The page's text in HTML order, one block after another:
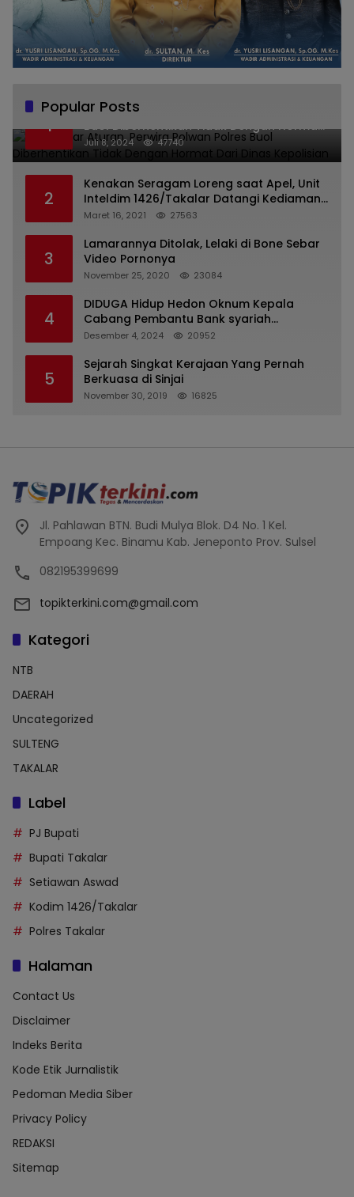
Popular Posts
1
Melanggar Aturan, Perwira Polwan Polres
Buol Diberhentikan Tidak Dengan Hormat
Dari Dinas Kepolisian
Juli 8, 2024 47740
2
Kenakan Seragam Loreng saat Apel, Unit
Inteldim 1426/Takalar Datangi Kediaman
Kasatpol PP
Maret 16, 2021 27563
3
Lamarannya Ditolak, Lelaki di Bone Sebar
Video Pornonya
November 25, 2020 23084
4
DIDUGA Hidup Hedon Oknum Kepala
Cabang Pembantu Bank syariah
Indonesia Unit Hasan Basri di Banjarmasin
Milyaran Rupiah dan Bilyet Giro Tidak
Terdaftar, OJK Kalsel : Bertemu Tanggal 11
Desember 4, 2024 20952
5
Sejarah Singkat Kerajaan Yang Pernah
Berkuasa di Sinjai
November 30, 2019 16825
Jl. Pahlawan BTN. Budi Mulya Blok. D4 No. 1 Kel.
Empoang Kec. Binamu Kab. Jeneponto Prov. Sulsel
082195399699
topikterkini.com@gmail.com
Kategori
NTB
DAERAH
Uncategorized
SULTENG
TAKALAR
Label
PJ Bupati
Bupati Takalar
Setiawan Aswad
Kodim 1426/Takalar
Polres Takalar
Halaman
Contact Us
Disclaimer
Indeks Berita
Kode Etik Jurnalistik
Pedoman Media Siber
Privacy Policy
REDAKSI
Sitemap